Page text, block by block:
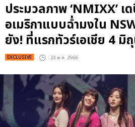
ประมวลภาพ ‘NMIXX’ เ
อเมริกาแบบฉ่ำมงใน
ยัง! ที่แรกทัวร์เอเชีย 4 มิ
EXCLUSIVE : 23 พ.ค. 2566